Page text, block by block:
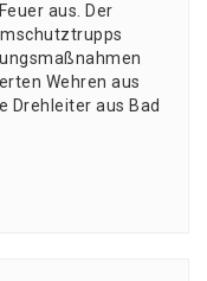
aus. Der
Weh­ren aus
Dreh­lei­ter aus Bad